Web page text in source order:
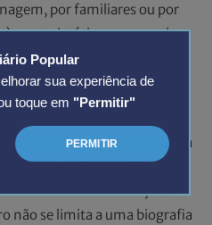
Popular
sua experiência de
toque em "Permitir"
PERMITIR
por familiares ou por
sua trajetória; e a segunda
reunindo imagens,
momentos históricos e
trajetória seja apresentada a
respeitando estilos,
históricos e contribuições
não se limita a uma biografia